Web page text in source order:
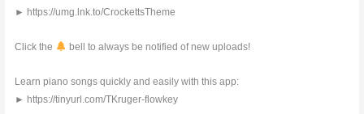
► https://umg.lnk.to/CrockettsTheme
Click the bell to always be notified of new uploads!
Learn piano songs quickly and easily with this app:
► https://tinyurl.com/TKruger-flowkey